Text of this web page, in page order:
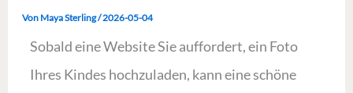
Von Maya Sterling/2026-05-04
Sobald eine Website Sie auffordert, ein Foto
Ihres Kindes hochzuladen, kann eine schöne